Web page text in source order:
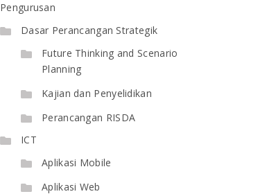
Pengurusan
Dasar Perancangan Strategik
Future Thinking and Scenario
Planning
Kajian dan Penyelidikan
Perancangan RISDA
ICT
Aplikasi Mobile
Aplikasi Web